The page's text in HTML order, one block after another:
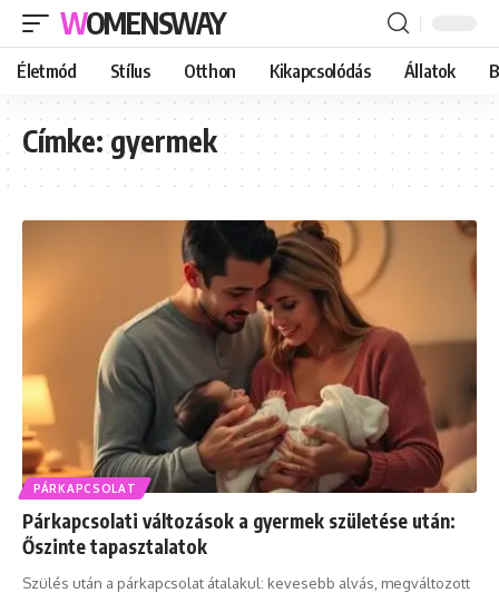
WOMENSWAY
Életmód Stílus Otthon Kikapcsolódás Állatok
Címke:gyermek
PÁRKAPCSOLAT
Párkapcsolati változások a gyermek születése után:
Őszinte tapasztalatok
Szülés után a párkapcsolat átalakul: kevesebb alvás, megváltozott